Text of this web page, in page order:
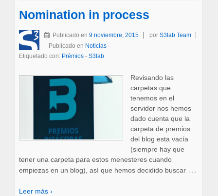
Nomination in process
Publicado en 9 noviembre, 2015 por S3lab Team
Publicado en Noticias
Etiquetado con: Prémios- S3lab
Revisando las
carpetas que
tenemos en el
servidor nos hemos
dado cuenta que la
carpeta de premios
del blog esta vacía
(siempre hay que
tener una carpeta para estos menesteres cuando
empiezas en un blog), así que hemos decidido buscar …
Leer más ›